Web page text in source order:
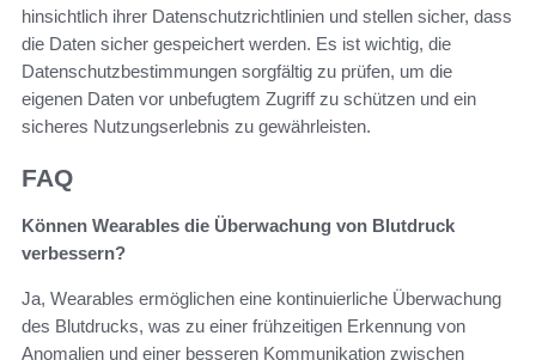
hinsichtlich ihrer Datenschutzrichtlinien und stellen sicher, dass
die Daten sicher gespeichert werden. Es ist wichtig, die
Datenschutzbestimmungen sorgfältig zu prüfen, um die
eigenen Daten vor unbefugtem Zugriff zu schützen und ein
sicheres Nutzungserlebnis zu gewährleisten.
FAQ
Können Wearables die Überwachung von Blutdruck
verbessern?
Ja, Wearables ermöglichen eine kontinuierliche Überwachung
des Blutdrucks, was zu einer frühzeitigen Erkennung von
Anomalien und einer besseren Kommunikation zwischen